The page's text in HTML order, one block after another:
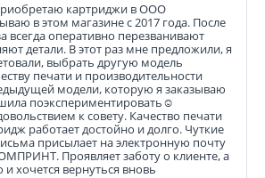
картриджи в ООО
в этом магазине с 2017 года. После
всегда оперативно перезванивают
детали. В этот раз мне предложили, я
выбрать другую модель
печати и производительности
модели, которую я заказываю
поэкспериментировать☺️
к совету. Качество печати
работает достойно и долго. Чуткие
присылает на электронную почту
Проявляет заботу о клиенте, а
и хочется вернуться вновь